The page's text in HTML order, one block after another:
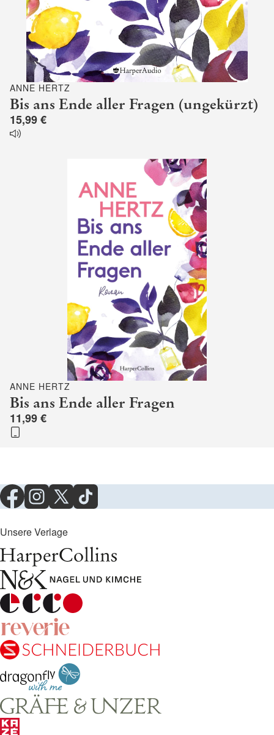
ANNE HERTZ
Bis ans Ende aller Fragen (ungekürzt)
15,99 €
ANNE HERTZ
Bis ans Ende aller Fragen
11,99 €
Unsere Verlage